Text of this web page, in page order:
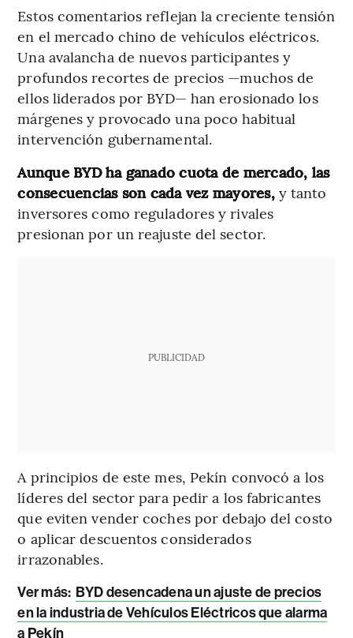
Estos comentarios reflejan la creciente tensión
en el mercado chino de vehículos eléctricos.
Una avalancha de nuevos participantes y
profundos recortes de precios —muchos de
ellos liderados por BYD— han erosionado los
márgenes y provocado una poco habitual
intervención gubernamental.
Aunque BYD ha ganado cuota de mercado, las
consecuencias son cada vez mayores,y tanto
inversores como reguladores y rivales
presionan por un reajuste del sector.
PUBLICIDAD
A principios de este mes, Pekín convocó a los
líderes del sector para pedir a los fabricantes
que eviten vender coches por debajo del costo
o aplicar descuentos considerados
irrazonables.
Ver más: BYD desencadena un ajuste de precios
en la industria de Vehículos Eléctricos que alarma
a Pekín